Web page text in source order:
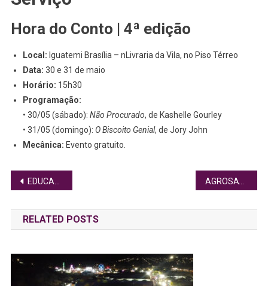
Hora do Conto | 4ª edição
Local: Iguatemi Brasília – nLivraria da Vila, no Piso Térreo
Data: 30 e 31 de maio
Horário: 15h30
Programação:
• 30/05 (sábado): Não Procurado, de Kashelle Gourley
• 31/05 (domingo): O Biscoito Genial, de Jory John
Mecânica: Evento gratuito.
Navegação
de
Post
EDUCADORES DÃO DICAS PARA ESTUDANTES SE DAREM BEM EM PROVAS E NO ENEM AGROSAT MOVIMENTA O RIACHO FUNDO II-DF COM RODEIO, SHOWS E ENTRADA FRANCA
RELATED POSTS